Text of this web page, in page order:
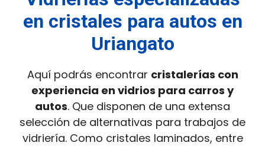
en cristales para autos en
Uriangato
Aquí podrás encontrar cristalerías con
experiencia en vidrios para carros y
autos. Que disponen de una extensa
selección de alternativas para trabajos de
vidriería. Como cristales laminados, entre